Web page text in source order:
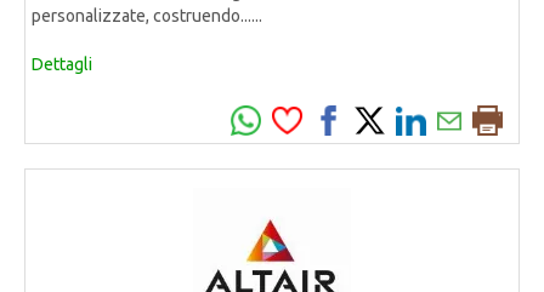
personalizzate, costruendo......
Dettagli